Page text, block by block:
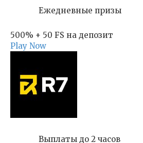
Ежедневные призы
500% + 50 FS на депозит
Play Now
Выплаты до 2 часов